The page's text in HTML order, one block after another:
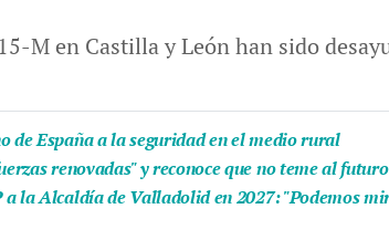
M en Castilla y León han sido
de España a la seguridad en el medio rural
renovadas" y reconoce que no teme al
a la Alcaldía de Valladolid en 2027: "Podemos